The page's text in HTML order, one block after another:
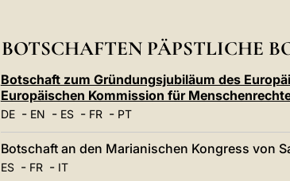
BOTSCHAFTEN PÄPSTLICHE
Botschaft zum Gründungsjubiläum des
Europäischen Kommission für
DE- EN - ES- FR- PT
Botschaft an den Marianischen Kongress von
ES- FR- IT